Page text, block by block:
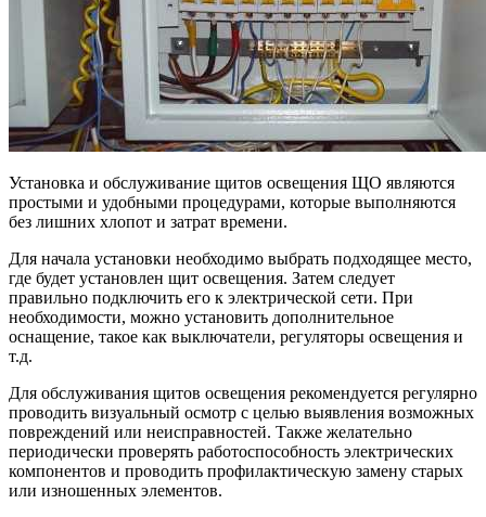
Установка и обслуживание щитов освещения ЩО являются
простыми и удобными процедурами, которые выполняются
без лишних хлопот и затрат времени.
Для начала установки необходимо выбрать подходящее место,
где будет установлен щит освещения. Затем следует
правильно подключить его к электрической сети. При
необходимости, можно установить дополнительное
оснащение, такое как выключатели, регуляторы освещения и
т.д.
Для обслуживания щитов освещения рекомендуется регулярно
проводить визуальный осмотр с целью выявления возможных
повреждений или неисправностей. Также желательно
периодически проверять работоспособность электрических
компонентов и проводить профилактическую замену старых
или изношенных элементов.